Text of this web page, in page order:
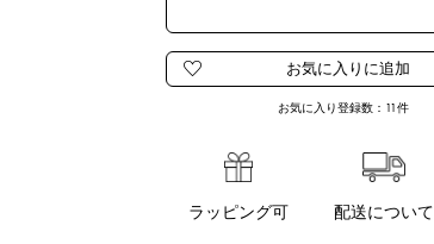
お気に入り登録数： 11件
ラッピング可 配送について